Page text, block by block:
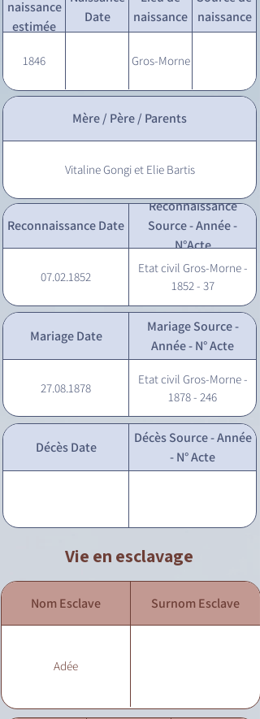
naissance
estimée
Date
naissance
naissance
1846 Gros-Morne
Mère / Père / Parents
Vitaline Gongi et Elie Bartis
Reconnaissance Date
Reconnaissance
Source - Année -
N°Acte
07.02.1852
Etat civil Gros-Morne -
1852 - 37
Mariage Date
Mariage Source -
Année - N° Acte
27.08.1878
Etat civil Gros-Morne -
1878 - 246
Décès Date
Décès Source - Année
- N° Acte
Vie en esclavage
Nom Esclave Surnom Esclave
Adée